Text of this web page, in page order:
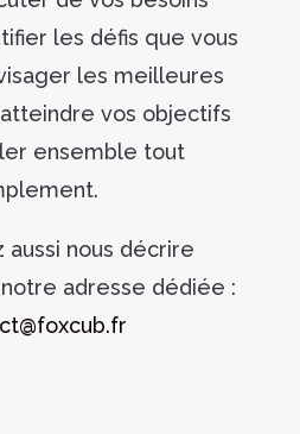
les défis que vous
les meilleures
vos objectifs
ensemble tout
aussi nous décrire
adresse dédiée :